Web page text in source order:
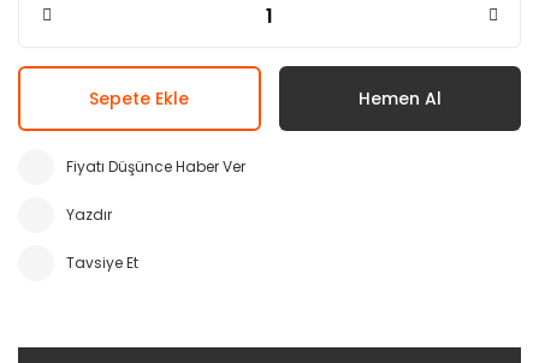
Sepete Ekle Hemen Al
Fiyatı Düşünce Haber Ver
Yazdır
Tavsiye Et